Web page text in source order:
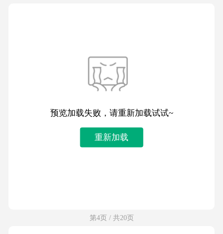
预览加载失败，请重新加载试试~
重新加载
第4页 / 共20页